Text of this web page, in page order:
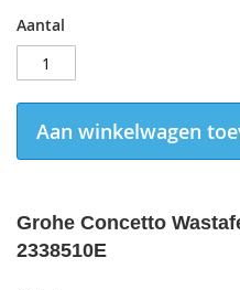
Aantal
Aan winkelwagen
Grohe Concetto
2338510E